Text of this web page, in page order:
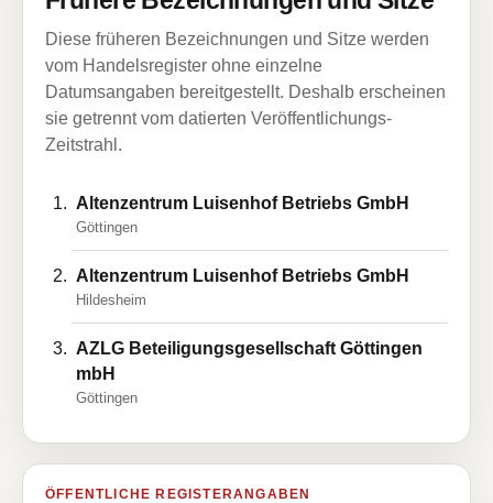
Diese früheren Bezeichnungen und Sitze werden
vom Handelsregister ohne einzelne
Datumsangaben bereitgestellt. Deshalb erscheinen
sie getrennt vom datierten Veröffentlichungs-
Zeitstrahl.
Altenzentrum Luisenhof Betriebs GmbH
Göttingen
Altenzentrum Luisenhof Betriebs GmbH
Hildesheim
AZLG Beteiligungsgesellschaft Göttingen
mbH
Göttingen
ÖFFENTLICHE REGISTERANGABEN